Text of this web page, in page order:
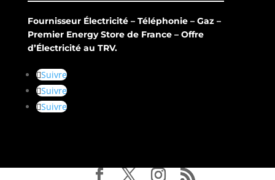
Fournisseur Électricité – Téléphonie – Gaz –
Premier Energy Store de France – Offre
d’Électricité au TRV.
Suivre
Suivre
Suivre